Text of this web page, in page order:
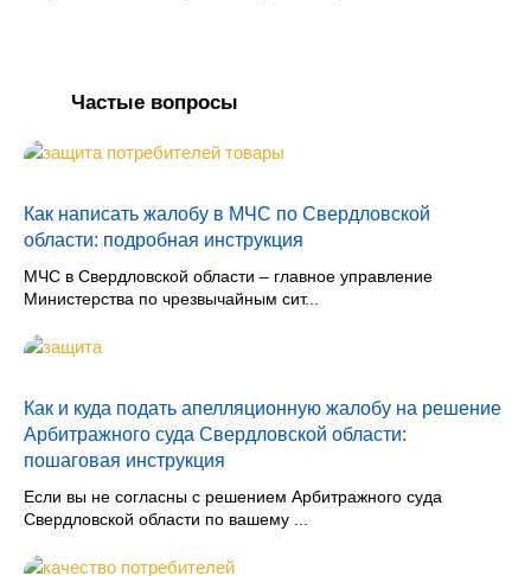
Частые вопросы
Как написать жалобу в МЧС по Свердловской
области: подробная инструкция
МЧС в Свердловской области – главное управление
Министерства по чрезвычайным сит...
Как и куда подать апелляционную жалобу на решение
Арбитражного суда Свердловской области:
пошаговая инструкция
Если вы не согласны с решением Арбитражного суда
Свердловской области по вашему ...